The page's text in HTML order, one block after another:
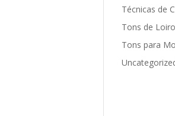
Técnicas de
Tons de Loiro
Tons para